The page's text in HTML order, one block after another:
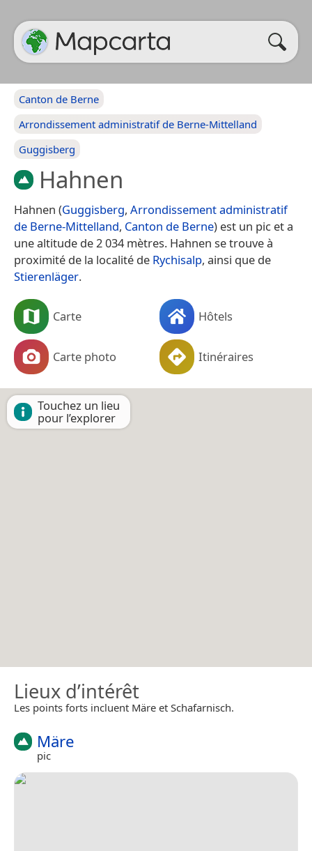
Canton de Berne
Arrondissement administratif de Berne-Mittelland
Guggisberg
Hahnen
Hahnen (Guggisberg, Arrondissement administratif
de Berne-Mittelland, Canton de Berne) est un pic et a
une altitude de 2 034 mètres. Hahnen se trouve à
proximité de la localité de Rychisalp, ainsi que de
Stierenläger.
Carte Hôtels
Carte photo Itinéraires
Touchez un lieu
pour l’explorer
Lieux d’intérêt
Les points forts incluent Märe et Schafarnisch.
Märe
pic